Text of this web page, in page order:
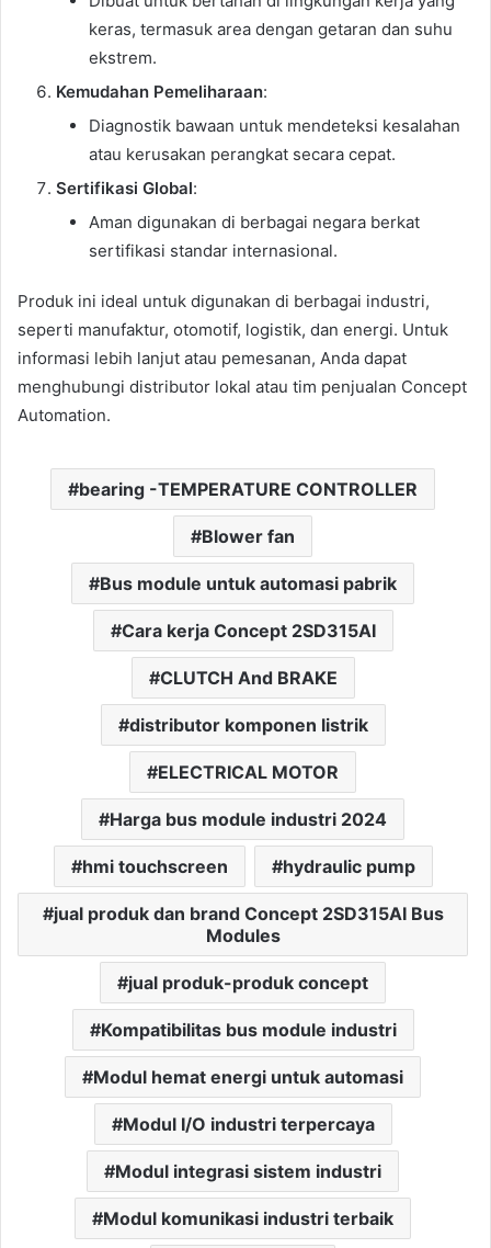
keras, termasuk area dengan getaran dan suhu
ekstrem.
Kemudahan Pemeliharaan:
Diagnostik bawaan untuk mendeteksi kesalahan
atau kerusakan perangkat secara cepat.
Sertifikasi Global:
Aman digunakan di berbagai negara berkat
sertifikasi standar internasional.
Produk ini ideal untuk digunakan di berbagai industri,
seperti manufaktur, otomotif, logistik, dan energi. Untuk
informasi lebih lanjut atau pemesanan, Anda dapat
menghubungi distributor lokal atau tim penjualan Concept
Automation.
bearing -TEMPERATURE CONTROLLER
Blower fan
Bus module untuk automasi pabrik
Cara kerja Concept 2SD315AI
CLUTCH And BRAKE
distributor komponen listrik
ELECTRICAL MOTOR
Harga bus module industri 2024
hmi touchscreen hydraulic pump
jual produk dan brand Concept 2SD315AI Bus
Modules
jual produk-produk concept
Kompatibilitas bus module industri
Modul hemat energi untuk automasi
Modul I/O industri terpercaya
Modul integrasi sistem industri
Modul komunikasi industri terbaik